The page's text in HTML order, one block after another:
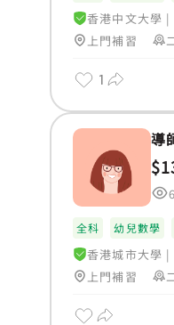
香港中文大學 |
上門補習
1
導
全科 幼兒數學
香港城市大學 |
上門補習